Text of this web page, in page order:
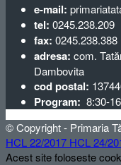
e-mail:
tel: 0245.238.209
fax: 0245.238.388
adresa: com.
Dambovita
cod postal:
Program: 8:30-
© Copyright -
HCL 22/2017 HCL 24/
Acest site foloseste